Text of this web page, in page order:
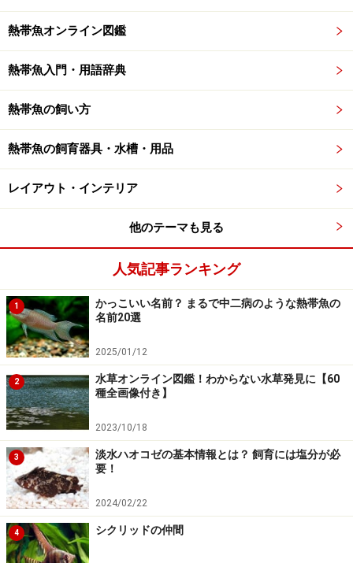
熱帯魚オンライン図鑑
熱帯魚入門・用語辞典
熱帯魚の飼い方
熱帯魚の飼育器具・水槽・用品
レイアウト・インテリア
他のテーマも見る
人気記事ランキング
1
かっこいい名前？ まるで中二病のような熱帯魚の
名前20選
2025/01/12
2
水草オンライン図鑑！わからない水草発見に【60
種全画像付き】
2023/10/18
3
淡水ハオコゼの基本情報とは？ 飼育には塩分が必
要！
2024/02/22
4 シクリッドの仲間